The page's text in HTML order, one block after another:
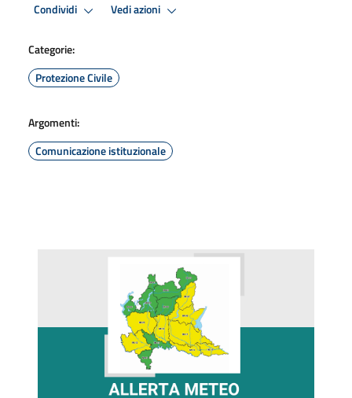
Condividi Vedi azioni
Categorie:
Protezione Civile
Argomenti:
Comunicazione istituzionale